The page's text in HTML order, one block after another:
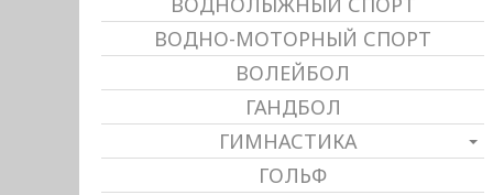
ВОДНО-МОТОРНЫЙ СПОРТ
ВОЛЕЙБОЛ
ГАНДБОЛ
ГИМНАСТИКА
ГОЛЬФ